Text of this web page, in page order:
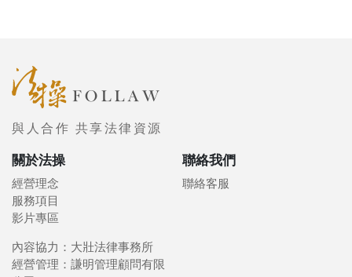
與人合作 共享法律資源
關於法操
經營理念
服務項目
影片專區
聯絡我們
聯絡客服
內容協力：大壯法律事務所
經營管理：謙明管理顧問有限